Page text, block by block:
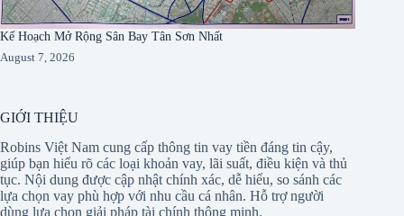
Kế Hoạch Mở Rộng Sân Bay Tân Sơn Nhất
August 7, 2026
GIỚI THIỆU
Robins Việt Nam cung cấp thông tin vay tiền đáng tin cậy,
giúp bạn hiểu rõ các loại khoản vay, lãi suất, điều kiện và thủ
tục. Nội dung được cập nhật chính xác, dễ hiểu, so sánh các
lựa chọn vay phù hợp với nhu cầu cá nhân. Hỗ trợ người
dùng lựa chọn giải pháp tài chính thông minh.